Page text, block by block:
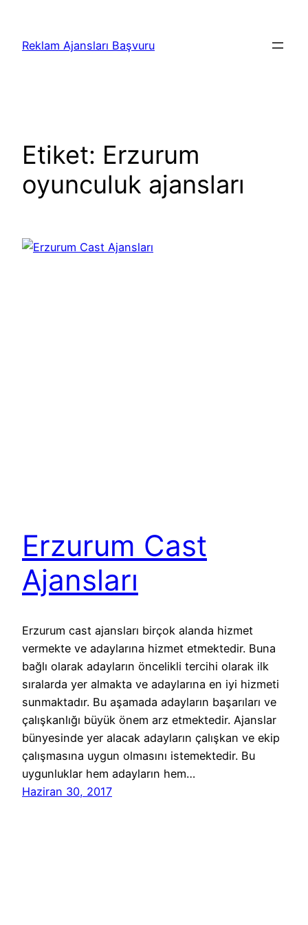
Reklam Ajansları Başvuru
Etiket: Erzurum
oyunculuk ajansları
Erzurum Cast
Ajansları
Erzurum cast ajansları birçok alanda hizmet
vermekte ve adaylarına hizmet etmektedir. Buna
bağlı olarak adayların öncelikli tercihi olarak ilk
sıralarda yer almakta ve adaylarına en iyi hizmeti
sunmaktadır. Bu aşamada adayların başarıları ve
çalışkanlığı büyük önem arz etmektedir. Ajanslar
bünyesinde yer alacak adayların çalışkan ve ekip
çalışmasına uygun olmasını istemektedir. Bu
uygunluklar hem adayların hem…
Haziran 30, 2017